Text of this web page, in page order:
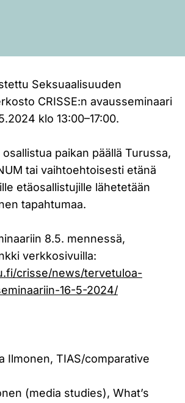
Seksuaalisuuden
CRISSE:n avausseminaari
klo 13:00–17:00.
paikan päällä Turussa,
tai vaihtoehtoisesti etänä
etäosallistujille lähetetään
tapahtumaa.
8.5. mennessä,
verkkosivuilla:
crisse/news/tervetuloa-
16-5-2024/
Ilmonen, TIAS/comparative
(media studies), What’s